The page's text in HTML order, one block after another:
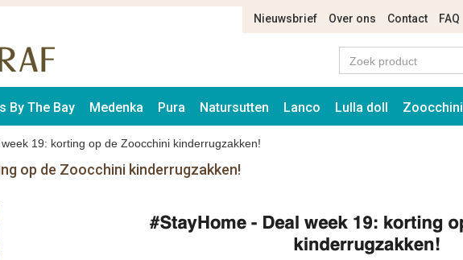
Nieuwsbrief Over ons Contact FAQ
By The Bay Medenka Pura Natursutten Lanco Lulla doll Zoocchini
19: korting op de Zoocchini kinderrugzakken!
op de Zoocchini kinderrugzakken!